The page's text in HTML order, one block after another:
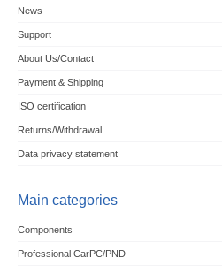
News
Support
About Us/Contact
Payment & Shipping
ISO certification
Returns/Withdrawal
Data privacy statement
Main categories
Components
Professional CarPC/PND